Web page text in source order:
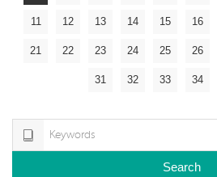
11 12 13 14 15 16
21 22 23 24 25 26
31 32 33 34
Search